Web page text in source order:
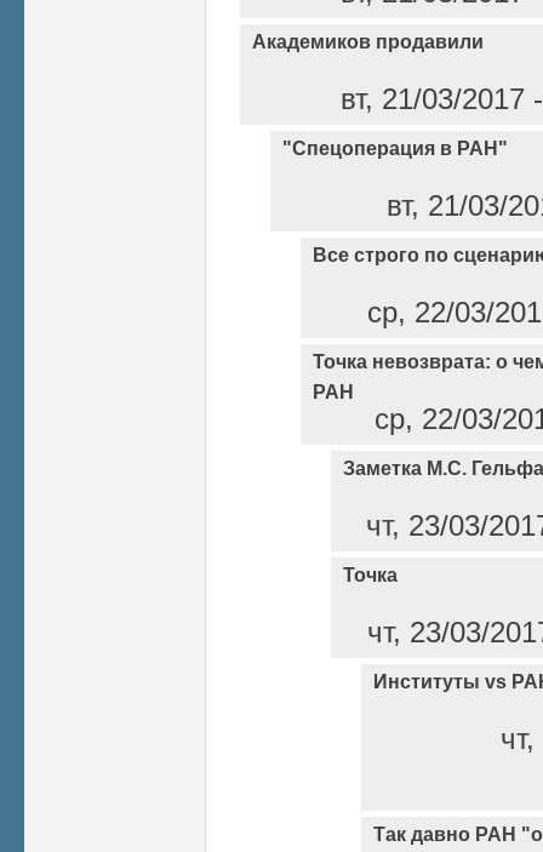
Академиков продавили
вт, 21/03/
"Спецоперация в РАН"
вт, 21/03/
Все строго по
ср, 22/03/
Точка невозврата: о
РАН
ср, 22/03/
Заметка М.С.
чт, 23/03/
Точка
чт, 23/03/
Институты vs
Так давно РАН